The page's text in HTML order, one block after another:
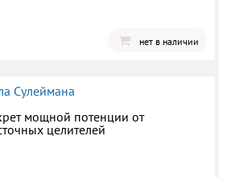
нет в наличии
Сулеймана
мощной потенции от
целителей